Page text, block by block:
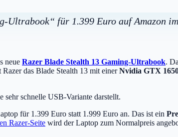
Ultrabook“ für 1.399 Euro auf Amazon
neue Razer Blade Stealth 13 Gaming-Ultrabook.
das Blade Stealth 13 mit einerNvidia GTX
sehr schnelle USB-Variante darstellt.
für 1.399 Euro statt 1.999 Euro an. Das ist ein
Razer-Seite wird der Laptop zum Normalpreis